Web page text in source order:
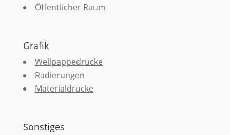
Öffentlicher Raum
Grafik
Wellpappedrucke
Radierungen
Materialdrucke
Sonstiges